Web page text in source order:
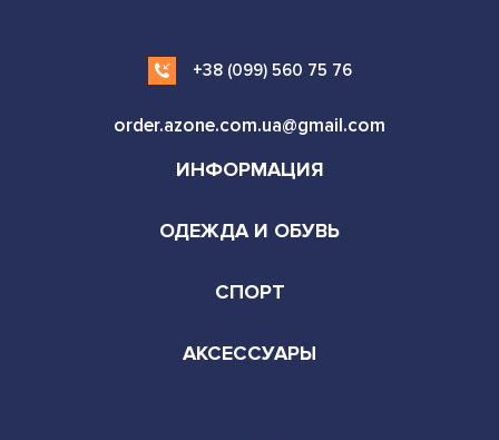
+38 (099) 560 75 76
order.azone.com.ua@gmail.com
ИНФОРМАЦИЯ
ОДЕЖДА И ОБУВЬ
СПОРТ
АКСЕССУАРЫ